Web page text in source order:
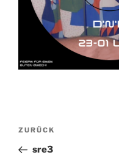
Beitragsnavigation
Vorheriger
Beitrag
ZURÜCK
sre3